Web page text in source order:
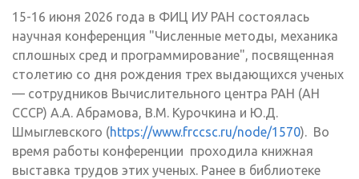
15-16 июня 2026 года в ФИЦ ИУ РАН состоялась
научная конференция "Численные методы, механика
сплошных сред и программирование", посвященная
столетию со дня рождения трех выдающихся ученых
— сотрудников Вычислительного центра РАН (АН
СССР) А.А. Абрамова, В.М. Курочкина и Ю.Д.
Шмыглевского (https://www.frccsc.ru/node/1570). Во
время работы конференции проходила книжная
выставка трудов этих ученых. Ранее в библиотеке